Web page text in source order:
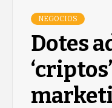
NEGOCIOS
Dotes